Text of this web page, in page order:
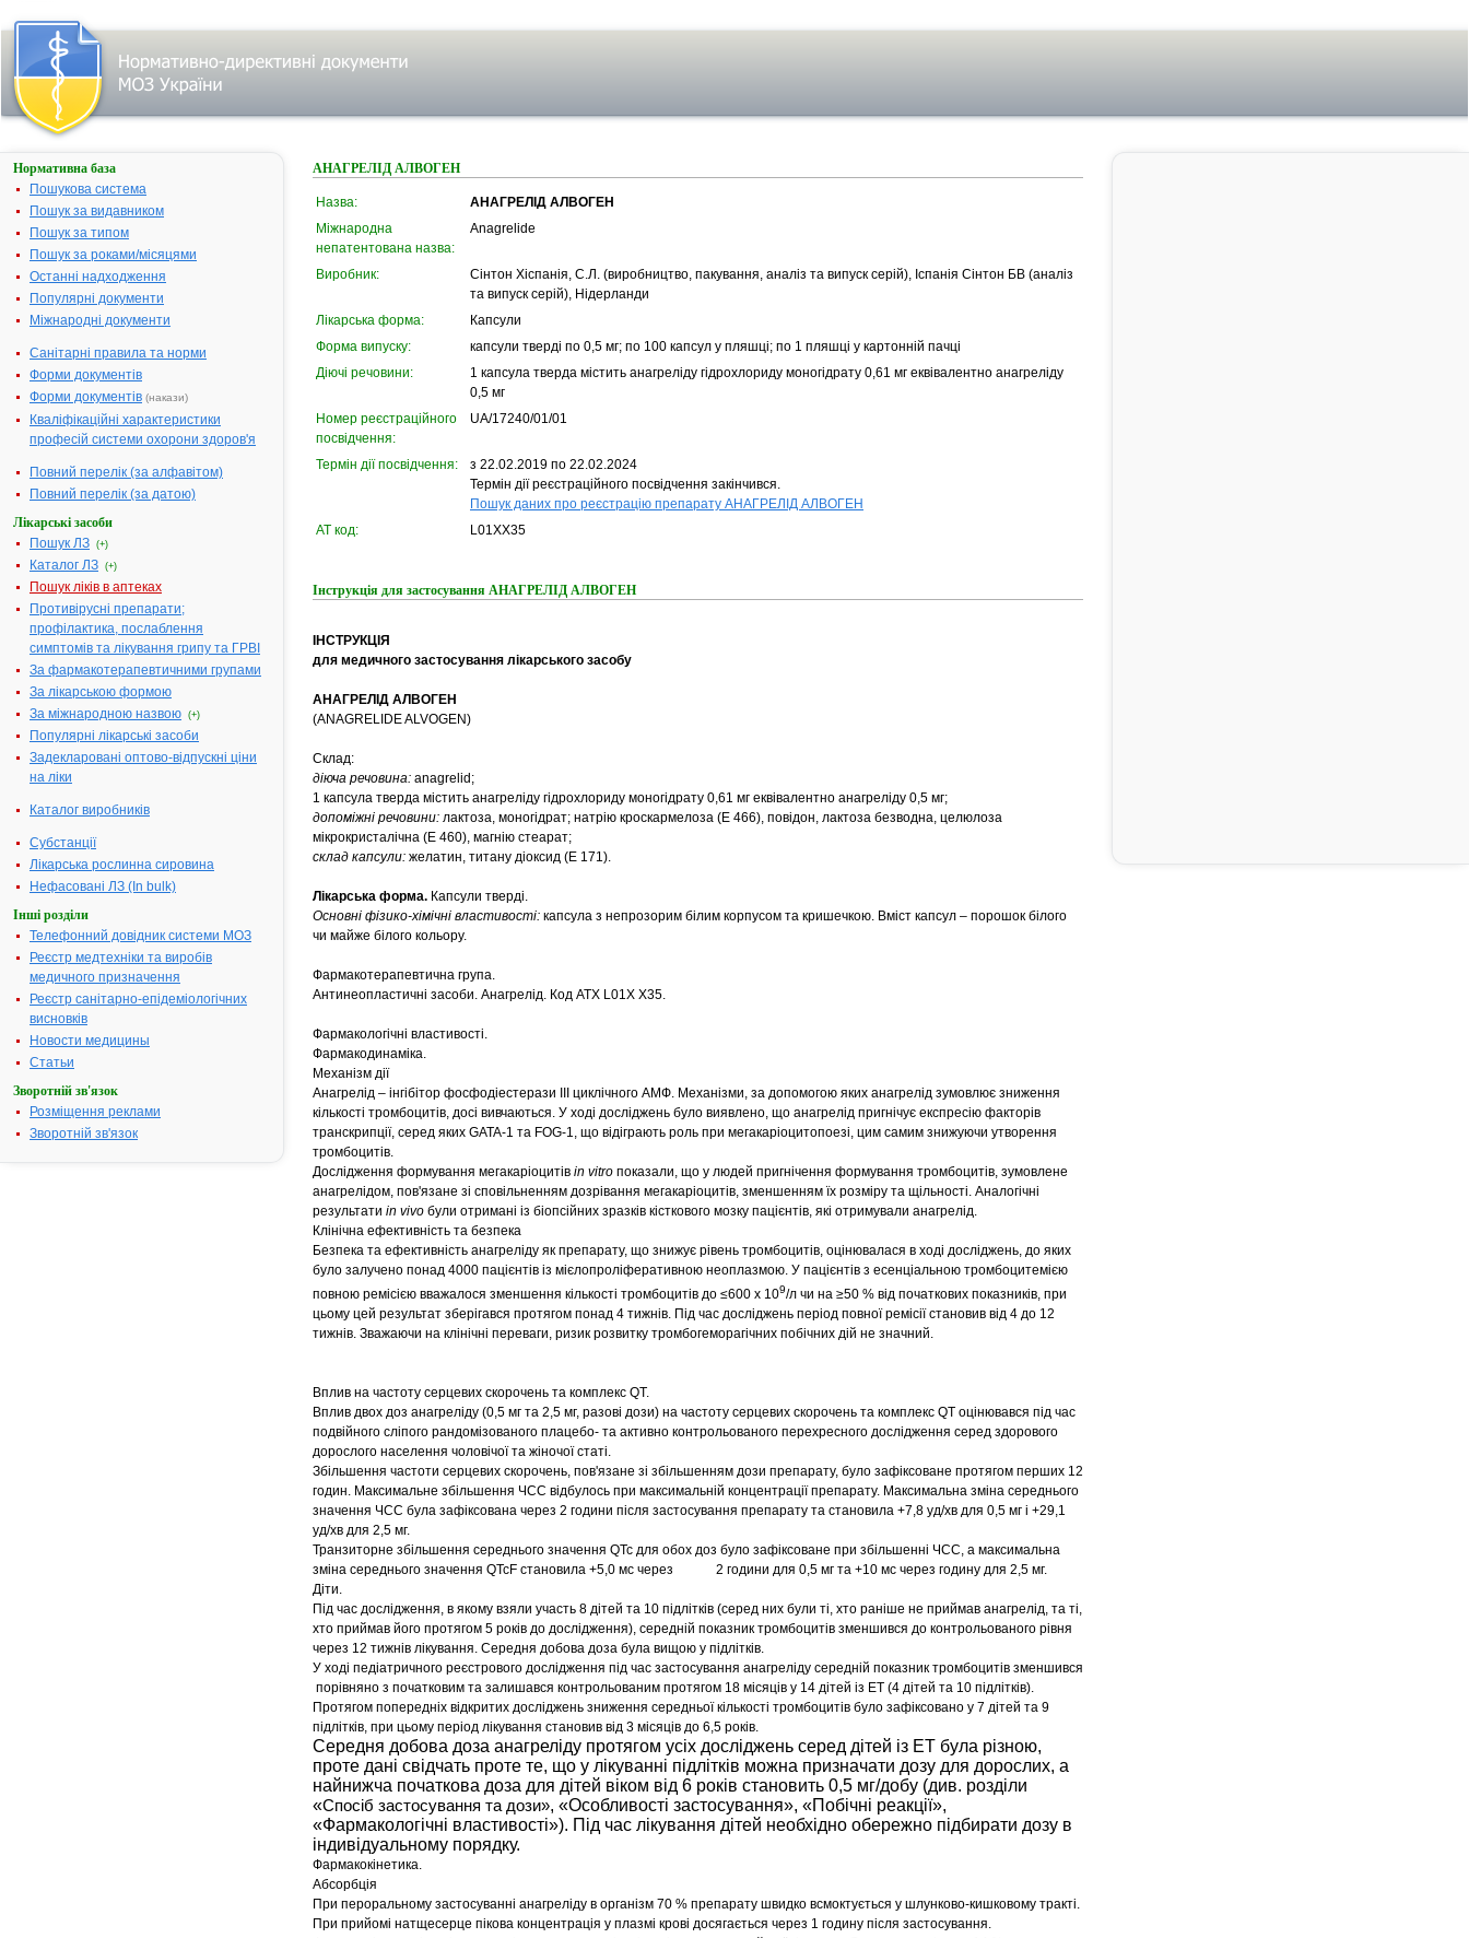
Нормативна база
Пошукова система
Пошук за видавником
Пошук за типом
Пошук за роками/місяцями
Останні надходження
Популярні документи
Міжнародні документи
Санітарні правила та норми
Форми документів
Форми документів (накази)
Кваліфікаційні характеристики
професій системи охорони здоров'я
Повний перелік (за алфавітом)
Повний перелік (за датою)
Лікарські засоби
Пошук ЛЗ (+)
Каталог ЛЗ (+)
Пошук ліків в аптеках
Противірусні препарати;
профілактика, послаблення
симптомів та лікування грипу та ГРВІ
За фармакотерапевтичними групами
За лікарською формою
За міжнародною назвою (+)
Популярні лікарські засоби
Задекларовані оптово-відпускні ціни
на ліки
Каталог виробників
Субстанції
Лікарська рослинна сировина
Нефасовані ЛЗ (In bulk)
Інші розділи
Телефонний довідник системи МОЗ
Реєстр медтехніки та виробів
медичного призначення
Реєстр санітарно-епідеміологічних
висновків
Новости медицины
Статьи
Зворотній зв'язок
Розміщення реклами
Зворотній зв'язок
АНАГРЕЛІД АЛВОГЕН
Назва:
АНАГРЕЛІД АЛВОГЕН
Міжнародна
непатентована назва:
Anagrelide
Виробник:
Сінтон Хіспанія, С.Л. (виробництво, пакування, аналіз та випуск серій), Іспанія Сінтон БВ (аналіз
та випуск серій), Нідерланди
Лікарська форма:
Капсули
Форма випуску:
капсули тверді по 0,5 мг; по 100 капсул у пляшці; по 1 пляшці у картонній пачці
Діючі речовини:
1 капсула тверда містить анагреліду гідрохлориду моногідрату 0,61 мг еквівалентно анагреліду
0,5 мг
Номер реєстраційного
посвідчення:
UA/17240/01/01
Термін дії посвідчення:
з 22.02.2019 по 22.02.2024
Термін дії реєстраційного посвідчення закінчився.
Пошук даних про реєстрацію препарату АНАГРЕЛІД АЛВОГЕН
АТ код:
L01XX35
Інструкція для застосування АНАГРЕЛІД АЛВОГЕН
ІНСТРУКЦІЯ
для медичного застосування лікарського засобу
АНАГРЕЛІД АЛВОГЕН
(ANAGRELIDE ALVOGEN)
Склад:
діюча речовина: аnagrelid;
1 капсула тверда містить анагреліду гідрохлориду моногідрату 0,61 мг еквівалентно анагреліду 0,5 мг;
допоміжні речовини: лактоза, моногідрат; натрію кроскармелоза (Е 466), повідон, лактоза безводна, целюлоза
мікрокристалічна (Е 460), магнію стеарат;
склад капсули: желатин, титану діоксид (Е 171).
Лікарська форма. Капсули тверді.
Основні фізико-хімічні властивості: капсула з непрозорим білим корпусом та кришечкою. Вміст капсул – порошок білого
чи майже білого кольору.
Фармакотерапевтична група.
Антинеопластичні засоби. Анагрелід. Код АТХ L01X X35.
Фармакологічні властивості.
Фармакодинаміка.
Механізм дії
Анагрелід – інгібітор фосфодіестерази III циклічного АМФ. Механізми, за допомогою яких анагрелід зумовлює зниження
кількості тромбоцитів, досі вивчаються. У ході досліджень було виявлено, що анагрелід пригнічує експресію факторів
транскрипції, серед яких GATA‑1 та FOG‑1, що відіграють роль при мегакаріоцитопоезі, цим самим знижуючи утворення
тромбоцитів.
Дослідження формування мегакаріоцитів in vitro показали, що у людей пригнічення формування тромбоцитів, зумовлене
анагрелідом, пов'язане зі сповільненням дозрівання мегакаріоцитів, зменшенням їх розміру та щільності. Аналогічні
результати in vivo були отримані із біопсійних зразків кісткового мозку пацієнтів, які отримували анагрелід.
Клінічна ефективність та безпека
Безпека та ефективність анагреліду як препарату, що знижує рівень тромбоцитів, оцінювалася в ході досліджень, до яких
було залучено понад 4000 пацієнтів із мієлопроліферативною неоплазмою. У пацієнтів з есенціальною тромбоцитемією
повною ремісією вважалося зменшення кількості тромбоцитів до ≤600 x 109/л чи на ≥50 % від початкових показників, при
цьому цей результат зберігався протягом понад 4 тижнів. Під час досліджень період повної ремісії становив від 4 до 12
тижнів. Зважаючи на клінічні переваги, ризик розвитку тромбогеморагічних побічних дій не значний.
Вплив на частоту серцевих скорочень та комплекс QT.
Вплив двох доз анагреліду (0,5 мг та 2,5 мг, разові дози) на частоту серцевих скорочень та комплекс QT оцінювався під час
подвійного сліпого рандомізованого плацебо- та активно контрольованого перехресного дослідження серед здорового
дорослого населення чоловічої та жіночої статі.
Збільшення частоти серцевих скорочень, пов'язане зі збільшенням дози препарату, було зафіксоване протягом перших 12
годин. Максимальне збільшення ЧСС відбулось при максимальній концентрації препарату. Максимальна зміна середнього
значення ЧСС була зафіксована через 2 години після застосування препарату та становила +7,8 уд/хв для 0,5 мг і +29,1
уд/хв для 2,5 мг.
Транзиторне збільшення середнього значення QTc для обох доз було зафіксоване при збільшенні ЧСС, а максимальна
зміна середнього значення QTcF становила +5,0 мс через 2 години для 0,5 мг та +10 мс через годину для 2,5 мг.
Діти.
Під час дослідження, в якому взяли участь 8 дітей та 10 підлітків (серед них були ті, хто раніше не приймав анагрелід, та ті,
хто приймав його протягом 5 років до дослідження), середній показник тромбоцитів зменшився до контрольованого рівня
через 12 тижнів лікування. Середня добова доза була вищою у підлітків.
У ході педіатричного реєстрового дослідження під час застосування анагреліду середній показник тромбоцитів зменшився
порівняно з початковим та залишався контрольованим протягом 18 місяців у 14 дітей із ЕТ (4 дітей та 10 підлітків).
Протягом попередніх відкритих досліджень зниження середньої кількості тромбоцитів було зафіксовано у 7 дітей та 9
підлітків, при цьому період лікування становив від 3 місяців до 6,5 років.
Середня добова доза анагреліду протягом усіх досліджень серед дітей із ЕТ була різною,
проте дані свідчать проте те, що у лікуванні підлітків можна призначати дозу для дорослих, а
найнижча початкова доза для дітей віком від 6 років становить 0,5 мг/добу (див. розділи
«Спосіб застосування та дози», «Особливості застосування», «Побічні реакції»,
«Фармакологічні властивості»). Під час лікування дітей необхідно обережно підбирати дозу в
індивідуальному порядку.
Фармакокінетика.
Абсорбція
При пероральному застосуванні анагреліду в організм 70 % препарату швидко всмоктується у шлунково-кишковому тракті.
При прийомі натщесерце пікова концентрація у плазмі крові досягається через 1 годину після застосування.